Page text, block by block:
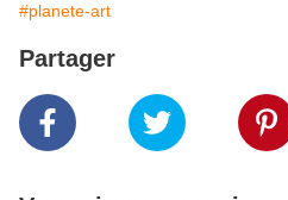
#planete-art
Partager